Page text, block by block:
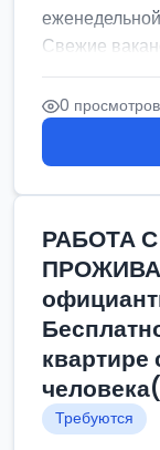
Свежие
0 просмотров
РАБОТА
квартире
Требуются